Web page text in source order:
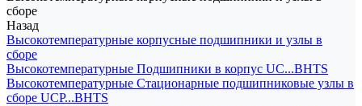
сборе
Назад
Высокотемпературные корпусные подшипники и узлы в
сборе
Высокотемпературные Подшипники в корпус UC...BHTS
Высокотемпературные Стационарные подшипниковые узлы в
сборе UCP...BHTS